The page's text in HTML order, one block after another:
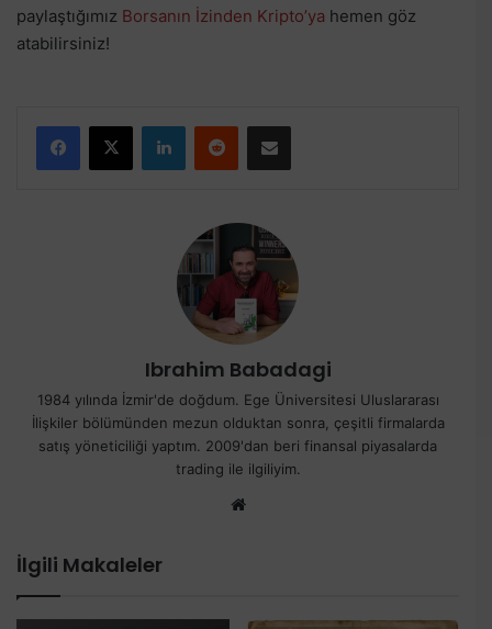
paylaştığımız Borsanın İzinden Kripto’ya hemen göz
atabilirsiniz!
Facebook
X LinkedInReddit E-Posta ile paylaş
Ibrahim Babadagi
1984 yılında İzmir'de doğdum. Ege Üniversitesi Uluslararası
İlişkiler bölümünden mezun olduktan sonra, çeşitli firmalarda
satış yöneticiliği yaptım. 2009'dan beri finansal piyasalarda
trading ile ilgiliyim.
İlgili Makaleler